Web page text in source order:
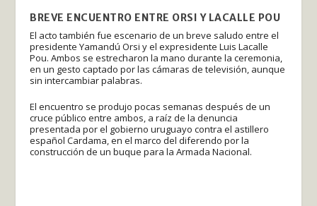
BREVE ENCUENTRO ENTRE ORSI Y LACALLE POU
El acto también fue escenario de un breve saludo entre el
presidente Yamandú Orsi y el expresidente Luis Lacalle
Pou. Ambos se estrecharon la mano durante la ceremonia,
en un gesto captado por las cámaras de televisión, aunque
sin intercambiar palabras.
El encuentro se produjo pocas semanas después de un
cruce público entre ambos, a raíz de la denuncia
presentada por el gobierno uruguayo contra el astillero
español Cardama, en el marco del diferendo por la
construcción de un buque para la Armada Nacional.